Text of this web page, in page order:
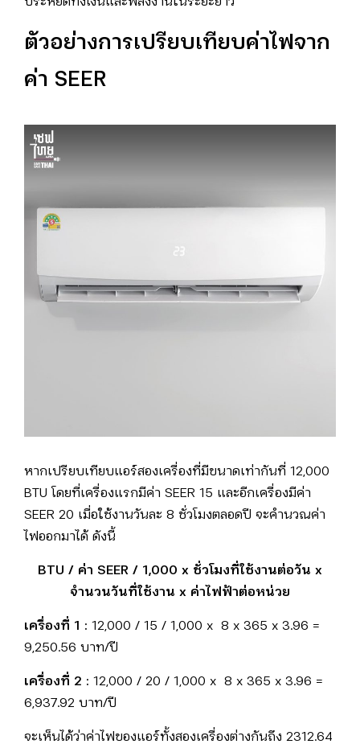
ประหยัดทั้งเงินและพลังงานในระยะยาว
ตัวอย่างการเปรียบเทียบค่าไฟจาก
ค่า SEER
หากเปรียบเทียบแอร์สองเครื่องที่มีขนาดเท่ากันที่ 12,000
BTU โดยที่เครื่องแรกมีค่า SEER 15 และอีกเครื่องมีค่า
SEER 20 เมื่อใช้งานวันละ 8 ชั่วโมงตลอดปี จะคำนวณค่า
ไฟออกมาได้ ดังนี้
BTU / ค่า SEER / 1,000 x ชั่วโมงที่ใช้งานต่อวัน x
จำนวนวันที่ใช้งาน x ค่าไฟฟ้าต่อหน่วย
เครื่องที่ 1 : 12,000 / 15 / 1,000 x 8 x 365 x 3.96 =
9,250.56 บาท/ปี
เครื่องที่ 2 :
12,000 / 20 / 1,000 x 8 x 365 x 3.96 =
6,937.92 บาท/ปี
จะเห็นได้ว่าค่าไฟของแอร์ทั้งสองเครื่องต่างกันถึง 2312.64